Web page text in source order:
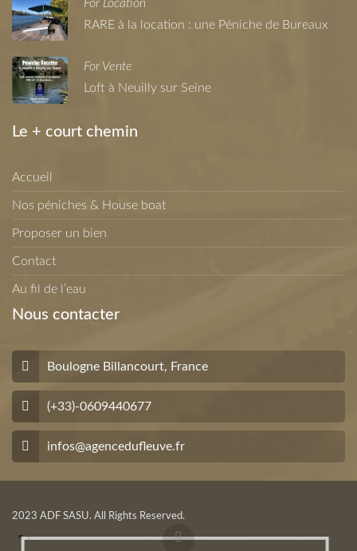
For Location
RARE à la location : une Péniche de Bureaux
For Vente
Loft à Neuilly sur Seine
Le + court chemin
Accueil
Nos péniches & House boat
Proposer un bien
Contact
Au fil de l’eau
Nous contacter
Boulogne Billancourt, France
(+33)-0609440677
infos@agencedufleuve.fr
2023 ADF SASU. All Rights Reserved.